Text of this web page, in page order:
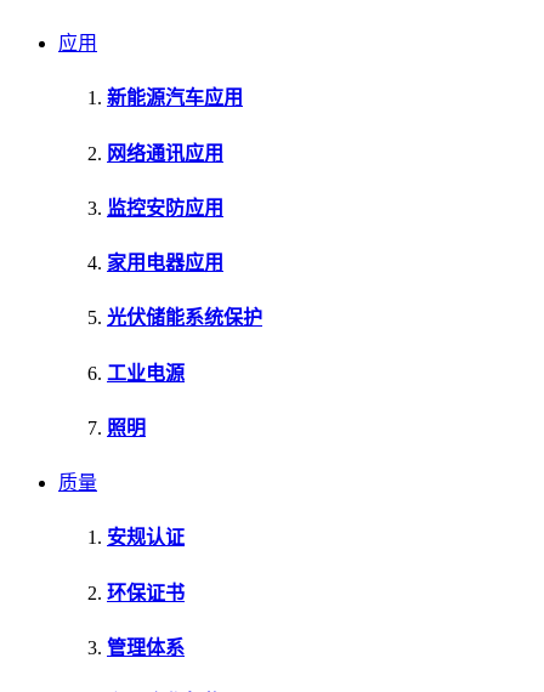
应用
新能源汽车应用
网络通讯应用
监控安防应用
家用电器应用
光伏储能系统保护
工业电源
照明
质量
安规认证
环保证书
管理体系